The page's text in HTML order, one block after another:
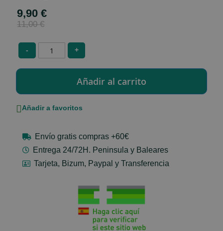
Special
Price
9,90 €
11,00 €
- +
Añadir a favoritos
Envío gratis compras +60€
Entrega 24/72H. Peninsula y Baleares
Tarjeta, Bizum, Paypal y Transferencia